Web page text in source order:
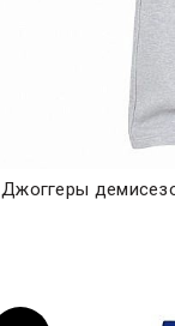
Джоггеры